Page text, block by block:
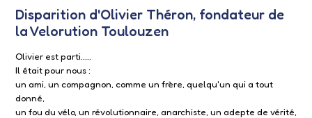
Disparition d'Olivier Théron, fondateur de
la Velorution Toulouzen
Olivier est parti.....
Il était pour nous :
un ami, un compagnon, comme un frère, quelqu'un qui a tout
donné,
un fou du vélo, un révolutionnaire, anarchiste, un adepte de vérité,